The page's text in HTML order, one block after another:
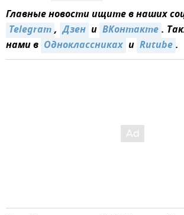
Главные новости ищите в наших
Telegram, Дзен и ВКонтакте.
нами в Одноклассниках и Rutube.